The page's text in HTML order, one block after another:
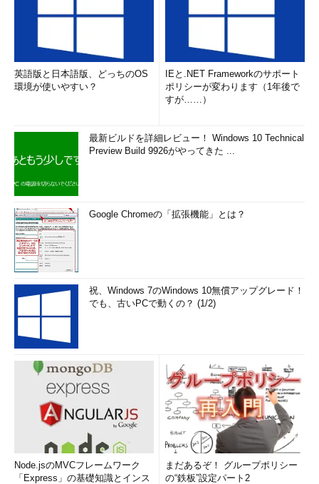
英語版と日本語版、どっちのOS
環境が使いやすい？
IEと.NET Frameworkのサポート
ポリシーが変わります（1年後で
すが……）
最新ビルドを詳細レビュー！ Windows 10 Technical
Preview Build 9926がやってきた ...
Google Chromeの「拡張機能」とは？
祝、Windows 7のWindows 10無償アップグレード！
でも、古いPCで動くの？ (1/2)
Node.jsのMVCフレームワーク
「Express」の基礎知識とインス
まだあるぞ！ グループポリシー
の“鉄板”設定パート2